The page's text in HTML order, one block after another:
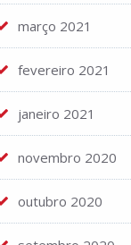
março 2021
fevereiro 2021
janeiro 2021
novembro 2020
outubro 2020